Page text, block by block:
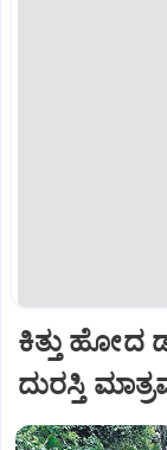
ಕಿತ್ತು ಹೋದ
ದುರಸ್ತಿ